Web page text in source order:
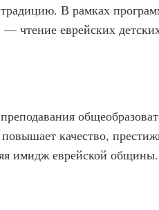
В рамках
чтение еврейских
качество,
имидж еврейской общины.